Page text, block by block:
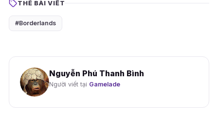
THẺ BÀI VIẾT
#Borderlands
Nguyễn Phú Thanh Bình
Người viết tại Gamelade